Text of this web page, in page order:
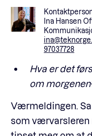
Ina Hansen
97037728
Hva er det
om
Værmeldingen.
som værvarsleren